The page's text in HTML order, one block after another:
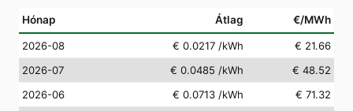
Hónap Átlag €/MWh
2026-08 € 0.0217 /kWh
€ 21.66
2026-07
€ 0.0485 /kWh
€ 48.52
2026-06
€ 0.0713 /kWh
€ 71.32